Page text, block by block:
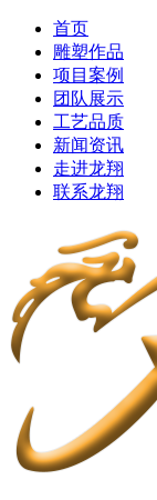
首页
雕塑作品
项目案例
团队展示
工艺品质
新闻资讯
走进龙翔
联系龙翔